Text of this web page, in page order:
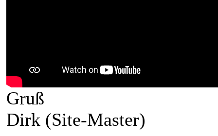
Gruß
Dirk (Site-Master)